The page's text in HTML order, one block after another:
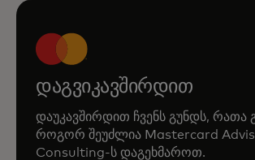
დაგვიკავშირდით
დაუკავშირდით ჩვენს გუნდს, რათა
როგორ შეუძლია Mastercard
Consulting‑ს დაგეხმაროთ.